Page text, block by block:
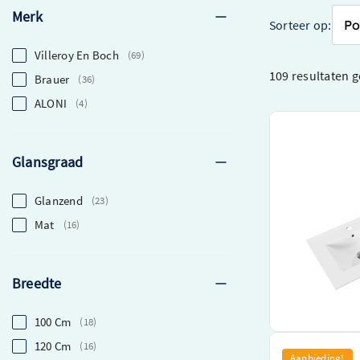
Merk
Villeroy En Boch 69
Brauer 36
ALONI 4
Glansgraad
Glanzend 23
Mat 16
Breedte
100 Cm 18
120 Cm 16
Sorteer op:
109 resultaten
Inclusief
Brauer Glacier